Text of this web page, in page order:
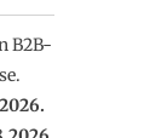
B2B-